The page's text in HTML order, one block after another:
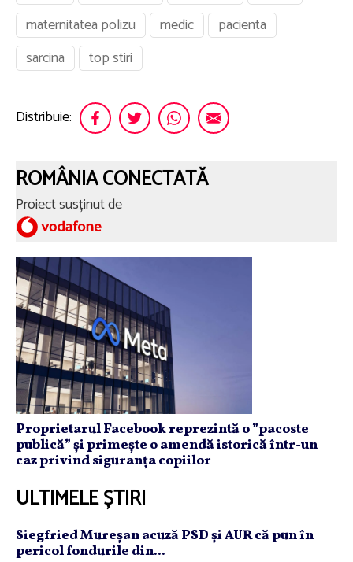
maternitatea polizu
medic
pacienta
sarcina
top stiri
Distribuie:
ROMÂNIA CONECTATĂ
Proiect susținut de
Proprietarul Facebook reprezintă o ”pacoste
publică” și primește o amendă istorică într-un
caz privind siguranța copiilor
ULTIMELE ȘTIRI
Siegfried Mureşan acuză PSD şi AUR că pun în
pericol fondurile din...